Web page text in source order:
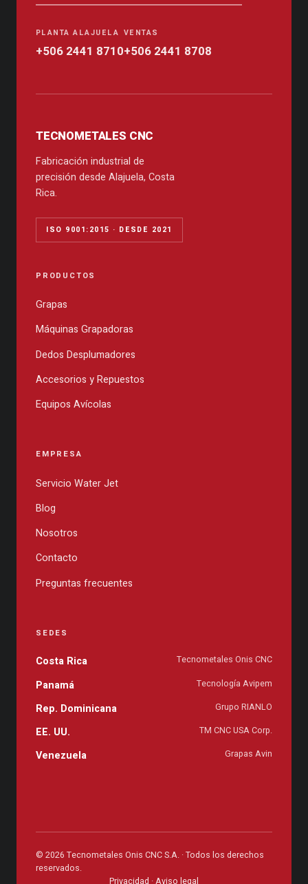
PLANTA ALAJUELA
+506 2441 8710
VENTAS
+506 2441 8708
TECNOMETALES CNC
Fabricación industrial de
precisión desde Alajuela, Costa
Rica.
ISO 9001:2015 · DESDE 2021
PRODUCTOS
Grapas
Máquinas Grapadoras
Dedos Desplumadores
Accesorios y Repuestos
Equipos Avícolas
EMPRESA
Servicio Water Jet
Blog
Nosotros
Contacto
Preguntas frecuentes
SEDES
Costa Rica Tecnometales Onis CNC
Panamá Tecnología Avipem
Rep. Dominicana Grupo RIANLO
EE. UU. TM CNC USA Corp.
Venezuela Grapas Avin
© 2026 Tecnometales Onis CNC S.A. · Todos los derechos
reservados.
Privacidad ·Aviso legal